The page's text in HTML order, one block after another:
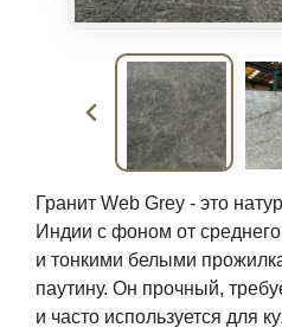
Гранит Web Grey - это
Индии с фоном от
и тонкими белыми
паутину. Он прочный,
и часто используется для